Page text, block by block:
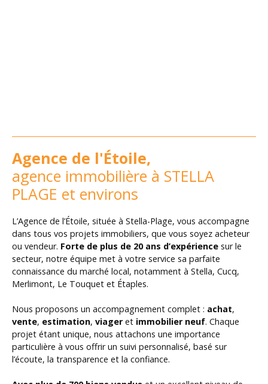
Agence de l'Étoile,
agence immobilière à STELLA
PLAGE et environs
L’Agence de l’Étoile, située à Stella-Plage, vous accompagne
dans tous vos projets immobiliers, que vous soyez acheteur
ou vendeur. Forte de plus de 20 ans d’expérience sur le
secteur, notre équipe met à votre service sa parfaite
connaissance du marché local, notamment à Stella, Cucq,
Merlimont, Le Touquet et Étaples.
Nous proposons un accompagnement complet : achat,
vente, estimation, viageret immobilier neuf. Chaque
projet étant unique, nous attachons une importance
particulière à vous offrir un suivi personnalisé, basé sur
l’écoute, la transparence et la confiance.